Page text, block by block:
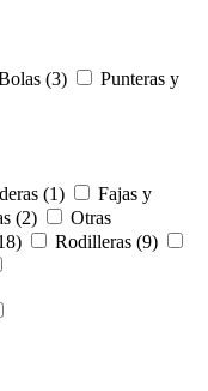
(3)
Punteras y
(1)
Fajas y
(2)
Otras
Rodilleras (9)